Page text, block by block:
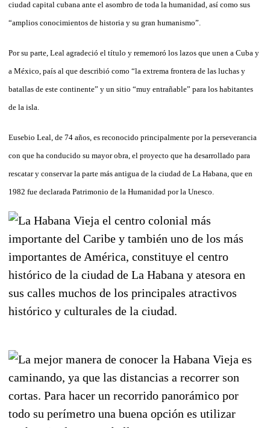
ciudad capital cubana ante el asombro de toda la humanidad, así como sus
“amplios conocimientos de historia y su gran humanismo”.
Por su parte, Leal agradeció el título y rememoró los lazos que unen a Cuba y
a México, país al que describió como “la extrema frontera de las luchas y
batallas de este continente” y un sitio “muy entrañable” para los habitantes
de la isla.
Eusebio Leal, de 74 años, es reconocido principalmente por la perseverancia
con que ha conducido su mayor obra, el proyecto que ha desarrollado para
rescatar y conservar la parte más antigua de la ciudad de La Habana, que en
1982 fue declarada Patrimonio de la Humanidad por la Unesco.